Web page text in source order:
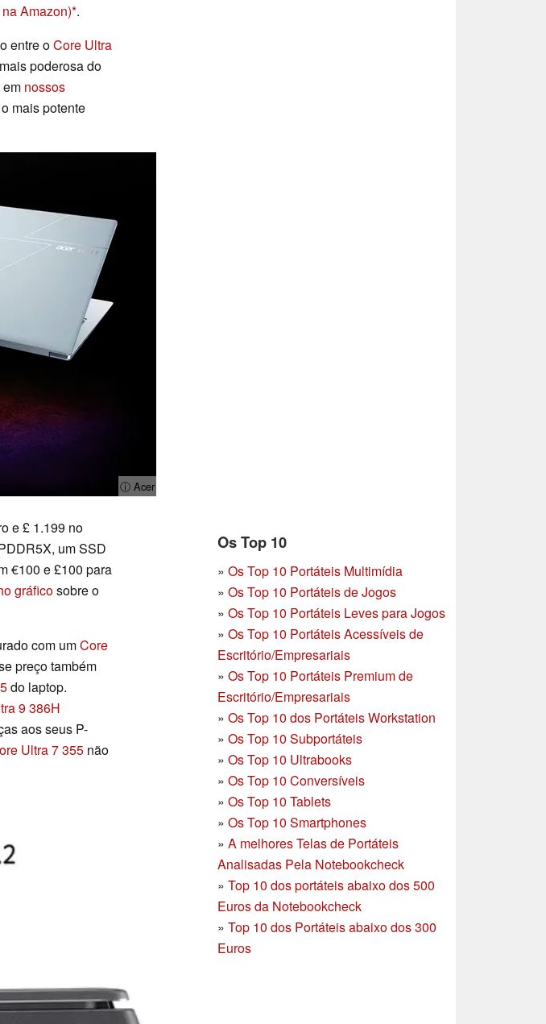
Amazon) .
entre oCore Ultra
poderosa do
em nossos
mais potente
ⓘ Acer
Os Top 10
» Os Top 10 Portáteis Multimídia
» Os Top 10 Portáteis de Jogos
» Os Top 10 Portáteis Leves para Jogos
» Os Top 10 Portáteis Acessíveis de
Escritório/Empresariais
» Os Top 10 Portáteis Premium de
Escritório/Empresariais
» Os Top 10 dos Portáteis Workstation
» Os Top 10 Subportáteis
» Os Top 10 Ultrabooks
» Os Top 10 Conversíveis
» Os Top 10 Tablets
» Os Top 10 Smartphones
» A melhores Telas de Portáteis
Analisadas Pela Notebookcheck
» Top 10 dos portáteis abaixo dos 500
Euros da Notebookcheck
» Top 10 dos Portáteis abaixo dos 300
Euros
e £ 1.199 no
um SSD
€100 e £100 para
gráficosobre o
com umCore
preço também
do laptop.
9 386H
aos seus P-
Ultra 7 355 não